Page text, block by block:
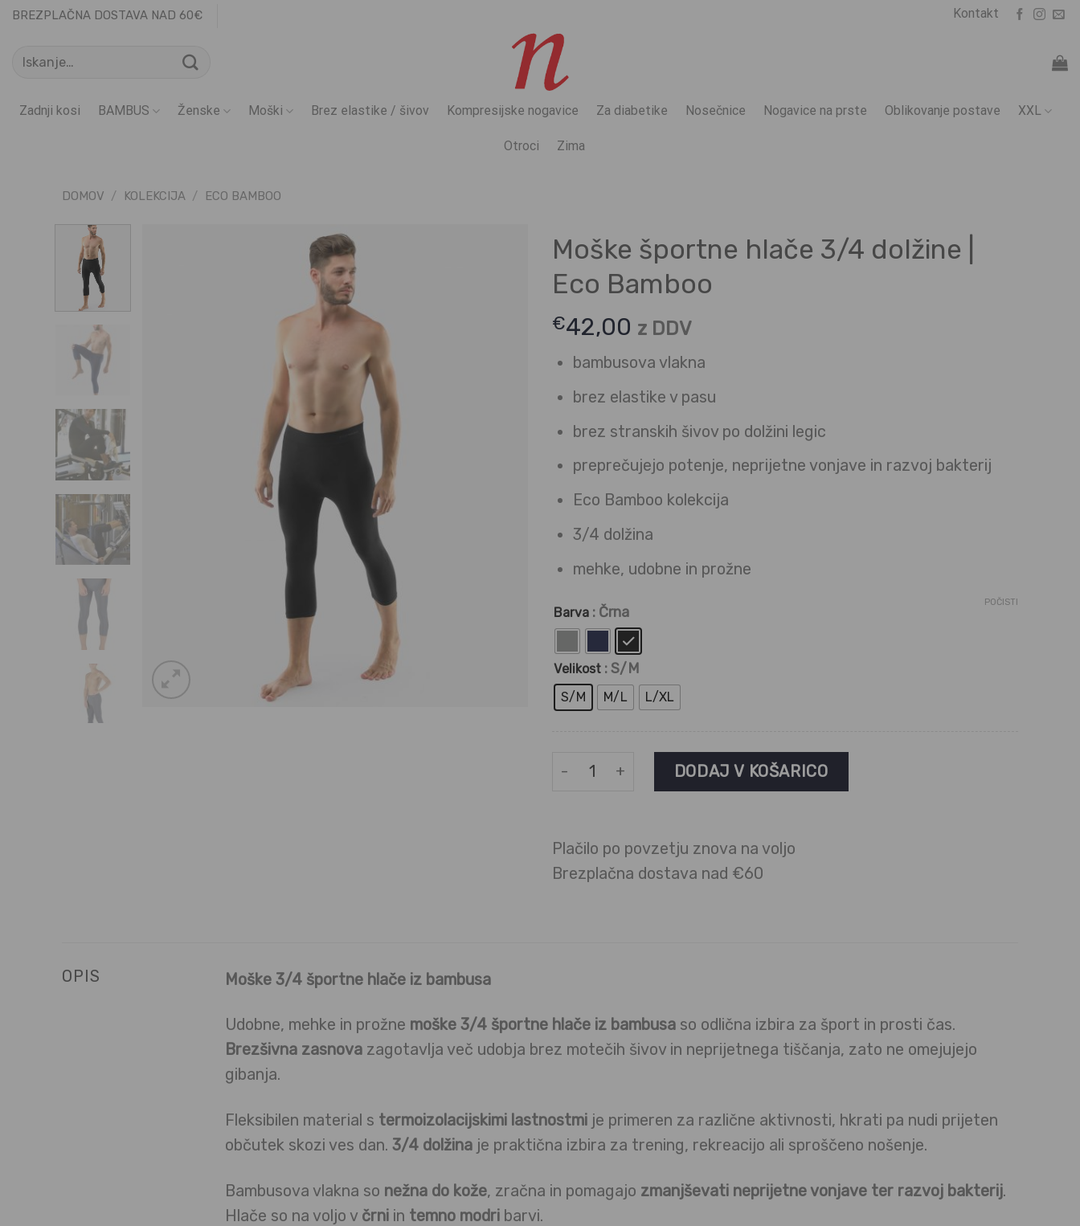
Skoči
vsebino
BREZPLAČNA DOSTAVA NAD 60€ Kontakt
Išči:
Zadnji kosi BAMBUS Ženske Moški Brez elastike / šivov Kompresijske nogavice Za diabetike Nosečnice Nogavice na prste Oblikovanje postave XXL
Otroci Zima
DOMOV / KOLEKCIJA / ECO BAMBOO
Moške športne hlače 3/4 dolžine |
Eco Bamboo
€42,00 z DDV
bambusova vlakna
brez elastike v pasu
brez stranskih šivov po dolžini legic
preprečujejo potenje, neprijetne vonjave in razvoj bakterij
Eco Bamboo kolekcija
3/4 dolžina
mehke, udobne in prožne
Barva : Črna
Velikost : S/M
S/M M/L L/XL
POČISTI
Moške športne hlače 3/4 dolžine | Eco Bamboo količina
DODAJ V KOŠARICO
Plačilo po povzetju znova na voljo
Brezplačna dostava nad €60
OPIS Moške 3/4 športne hlače iz bambusa
Udobne, mehke in prožne moške 3/4 športne hlače iz bambusa so odlična izbira za šport in prosti čas.
Brezšivna zasnova zagotavlja več udobja brez motečih šivov in neprijetnega tiščanja, zato ne omejujejo
gibanja.
Fleksibilen material s termoizolacijskimi lastnostmi je primeren za različne aktivnosti, hkrati pa nudi prijeten
občutek skozi ves dan.3/4 dolžina je praktična izbira za trening, rekreacijo ali sproščeno nošenje.
Bambusova vlakna so nežna do kože, zračna in pomagajo zmanjševati neprijetne vonjave ter razvoj bakterij.
Hlače so na voljo v črni in temno modri barvi.